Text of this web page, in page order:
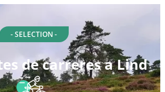
- SELECTION -
de carreres a Lind